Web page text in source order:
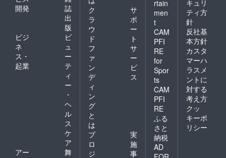
開発
誌
出
版
ビジ
ネ
ス・
起業
ビ
ュ
ー
テ
ィ
ー
・
ヘ
ル
ス
ケ
ア
アー
舞
ク
ラ
ウ
ド
フ
ァ
ン
デ
ィ
ン
グ
と
は
サ
ポ
ー
ト
サ
ー
ビ
ス
プ
ロ
ジ
実
施
事
rtain
men
t
CAM
PFI
RE
for
Spor
ts
CAM
PFI
RE
ふる
さと
納税
AD
キュリ
ティ方
針
反社基
本方針
カスタ
マーハ
ラスメ
ントに
対する
考え方
クッ
キーポ
リシー